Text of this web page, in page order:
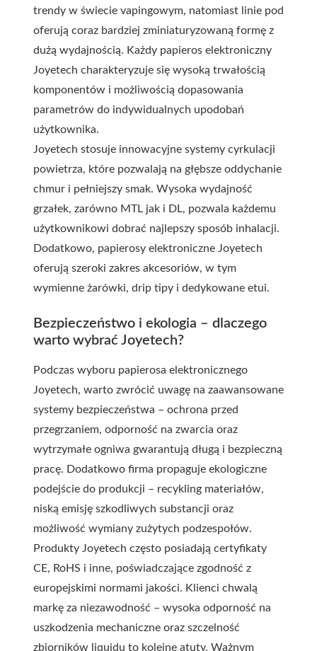
trendy w świecie vapingowym, natomiast linie pod
oferują coraz bardziej zminiaturyzowaną formę z
dużą wydajnością. Każdy papieros elektroniczny
Joyetech charakteryzuje się wysoką trwałością
komponentów i możliwością dopasowania
parametrów do indywidualnych upodobań
użytkownika.
Joyetech stosuje innowacyjne systemy cyrkulacji
powietrza, które pozwalają na głębsze oddychanie
chmur i pełniejszy smak. Wysoka wydajność
grzałek, zarówno MTL jak i DL, pozwala każdemu
użytkownikowi dobrać najlepszy sposób inhalacji.
Dodatkowo, papierosy elektroniczne Joyetech
oferują szeroki zakres akcesoriów, w tym
wymienne żarówki, drip tipy i dedykowane etui.
Bezpieczeństwo i ekologia – dlaczego
warto wybrać Joyetech?
Podczas wyboru papierosa elektronicznego
Joyetech, warto zwrócić uwagę na zaawansowane
systemy bezpieczeństwa – ochrona przed
przegrzaniem, odporność na zwarcia oraz
wytrzymałe ogniwa gwarantują długą i bezpieczną
pracę. Dodatkowo firma propaguje ekologiczne
podejście do produkcji – recykling materiałów,
niską emisję szkodliwych substancji oraz
możliwość wymiany zużytych podzespołów.
Produkty Joyetech często posiadają certyfikaty
CE, RoHS i inne, poświadczające zgodność z
europejskimi normami jakości. Klienci chwalą
markę za niezawodność – wysoka odporność na
uszkodzenia mechaniczne oraz szczelność
zbiorników liquidu to kolejne atuty. Ważnym